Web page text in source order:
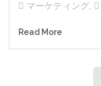
マーケティング,
Read More